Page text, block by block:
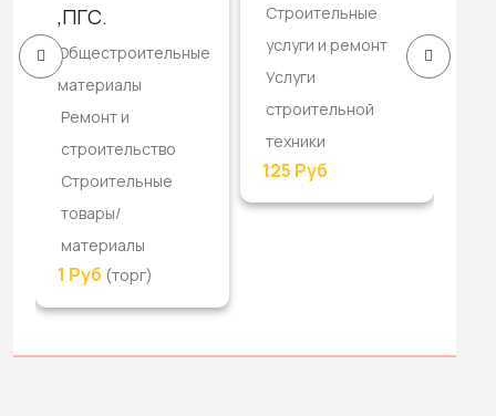
,ПГС.
Общестроительные
материалы
Ремонт и
строительство
Строительные
товары/
материалы
1 Руб (торг)
Строительные
услуги и ремонт
Услуги
строительной
техники
125 Руб